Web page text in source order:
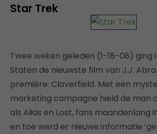
Star Trek
Twee weken geleden (1-18-08) ging
Staten de nieuwste film van J.J.
première: Cloverfield. Met een
marketing campagne hield de man
als Alias en Lost, fans maandenlang
en toe werd er nieuwe informatie